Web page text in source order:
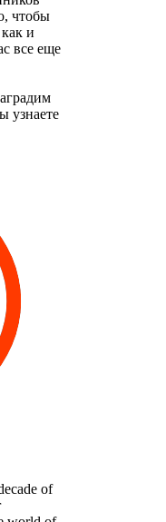
чтобы
и
все еще
узнаете
of